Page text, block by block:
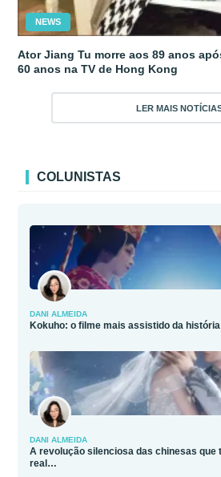
NEWS
Ator Jiang Tu morre aos 89 anos
60 anos na TV de Hong Kong
LER MAIS
COLUNISTAS
DANI ALMEIDA
Kokuho: o filme mais assistido da
DANI ALMEIDA
A revolução silenciosa das chinesas que
real…